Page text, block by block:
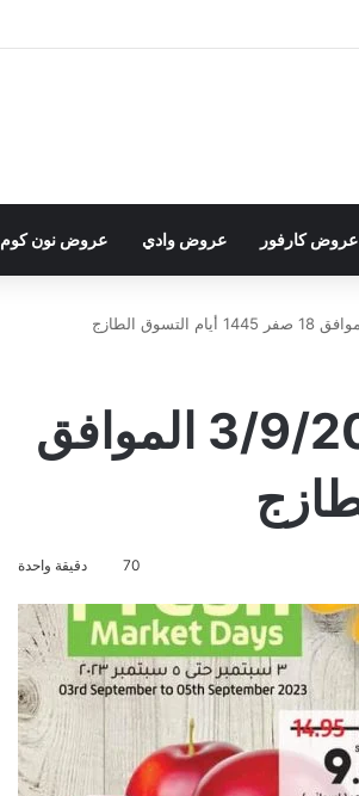
عروض كارفور عروض وادي عروض نون كوم
عروض لولو الرياض اليوم 3/9/2023 الموافق
70 دقيقة واحدة